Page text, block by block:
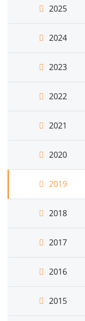
2025
2024
2023
2022
2021
2020
2019
2018
2017
2016
2015